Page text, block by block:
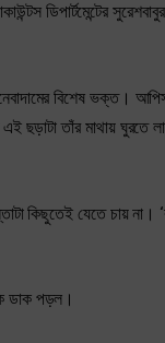
ডিপার্টমেন্টের
বিশেষ ভক্ত।
ছড়াটা তাঁর মাথায়
কিছুতেই যেতে চায়
ডাক পড়ল।